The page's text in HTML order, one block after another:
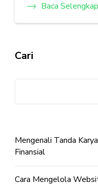
Baca
Cari
Mengenali Tanda
Finansial
Cara Mengelola